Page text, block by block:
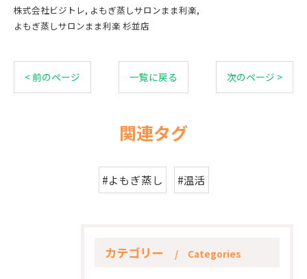
株式会社ビジトレ よもぎ蒸しサロンまま利楽
よもぎ蒸しサロンまま利楽 杉並店
< 前のページ 一覧に戻る 次のページ >
関連タグ
#よもぎ蒸し #温活
カテゴリー Categories